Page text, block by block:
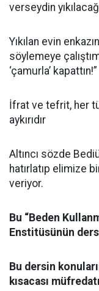
verseydin
Yıkılan evin
söylemeye
‘çamurla’ kapattın!”
İfrat ve tefrit, her
aykırıdır
Altıncı sözde
hatırlatıp elimize
veriyor.
Bu “Beden
Enstitüsünün ders
Bu dersin
kısacası